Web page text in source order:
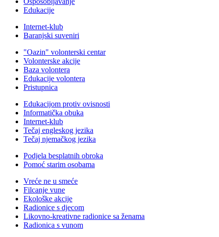
Edukacije
Internet-klub
Baranjski suveniri
"Oazin" volonterski centar
Volonterske akcije
Baza volontera
Edukacije volontera
Pristupnica
Edukacijom protiv ovisnosti
Informatička obuka
Internet-klub
Tečaj engleskog jezika
Tečaj njemačkog jezika
Podjela besplatnih obroka
Pomoć starim osobama
Vreće ne u smeće
Filcanje vune
Ekološke akcije
Radionice s djecom
Likovno-kreativne radionice sa ženama
Radionica s vunom